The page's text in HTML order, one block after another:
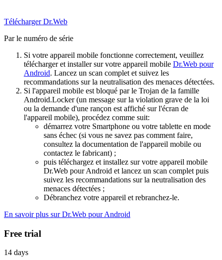
Télécharger Dr.Web
Par le numéro de série
Si votre appareil mobile fonctionne correctement, veuillez
télécharger et installer sur votre appareil mobile Dr.Web pour
Android. Lancez un scan complet et suivez les
recommandations sur la neutralisation des menaces détectées.
Si l'appareil mobile est bloqué par le Trojan de la famille
Android.Locker (un message sur la violation grave de la loi
ou la demande d'une rançon est affiché sur l'écran de
l'appareil mobile), procédez comme suit:
démarrez votre Smartphone ou votre tablette en mode
sans échec (si vous ne savez pas comment faire,
consultez la documentation de l'appareil mobile ou
contactez le fabricant) ;
puis téléchargez et installez sur votre appareil mobile
Dr.Web pour Android et lancez un scan complet puis
suivez les recommandations sur la neutralisation des
menaces détectées ;
Débranchez votre appareil et rebranchez-le.
En savoir plus sur Dr.Web pour Android
Free trial
14 days